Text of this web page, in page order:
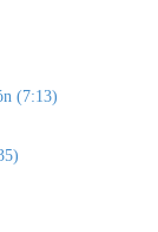
(7:13)